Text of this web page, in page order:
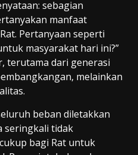
sebagian
manfaat
Pertanyaan seperti
masyarakat hari ini?”
terutama dari generasi
melainkan
beban diletakkan
seringkali tidak
bagi Rat untuk